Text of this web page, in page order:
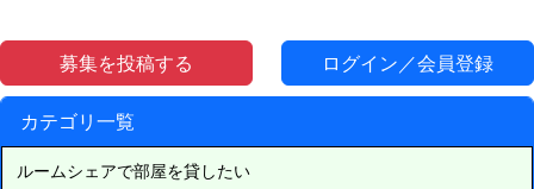
募集を投稿する ログイン／会員登録
カテゴリ一覧
ルームシェアで部屋を貸したい